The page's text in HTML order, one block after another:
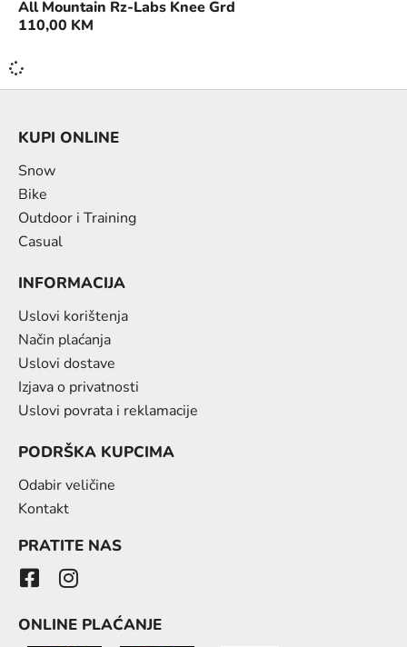
All Mountain Rz-Labs Knee Grd
110,00 KM
KUPI ONLINE
Snow
Bike
Outdoor i Training
Casual
INFORMACIJA
Uslovi korištenja
Način plaćanja
Uslovi dostave
Izjava o privatnosti
Uslovi povrata i reklamacije
PODRŠKA KUPCIMA
Odabir veličine
Kontakt
PRATITE NAS
ONLINE PLAĆANJE